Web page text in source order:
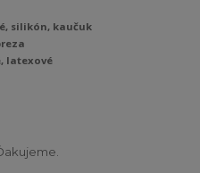
silikón, kaučuk
latexové